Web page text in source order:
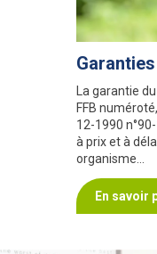
Garanties
La garantie
FFB
12-1990
à prix et à
organisme…
En savoir